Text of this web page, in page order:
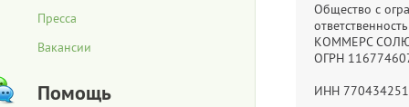
Пресса
Вакансии
Помощь
Общество с
КОММЕРС
ОГРН
ИНН